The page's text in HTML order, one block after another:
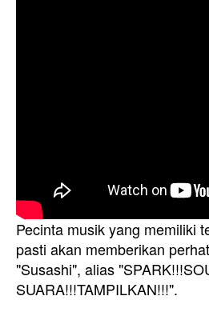
Pecinta musik yang memiliki
pasti akan memberikan
"Susashi", alias
SUARA!!!TAMPILKAN!!!".